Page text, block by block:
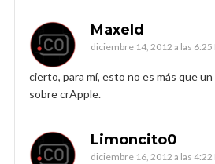
Maxeld
diciembre 14, 2012 a las 6:25
cierto, para mí, esto no es más que
sobre crApple.
Limoncito0
diciembre 16, 2012 a las 4:22